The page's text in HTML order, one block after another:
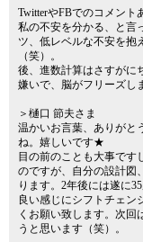
TwitterやFBでのコメント
私の不安を分かる、と言
ツ、低レベルな不安を抱
（笑）。
後、進数計算はさすがに
嫌いで、脳がフリーズし
＞樋口 節夫さま
温かいお言葉、ありがと
ね。嬉しいです★
目の前のことも大事です
のですが、自分の設計図
ります。2年後には遂に
良い感じにシフトチェン
くお願い致します。次回
うと思います（笑）。